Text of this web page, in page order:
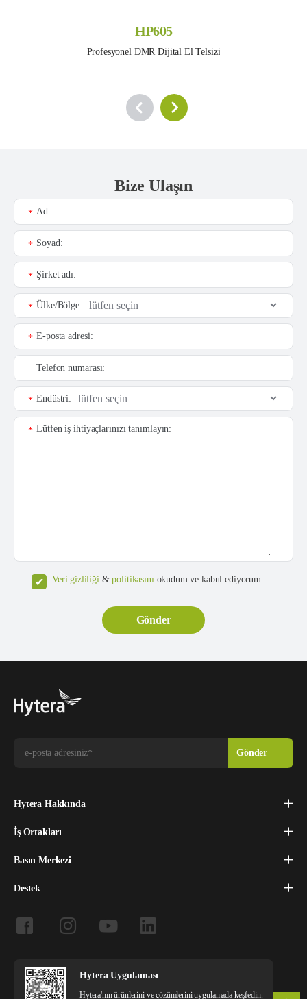
HP605
Profesyonel DMR Dijital El Telsizi
Bize Ulaşın
Ad:
*
Soyad:
*
Şirket adı:
*
Ülke/Bölge:
*
E-posta adresi:
*
Telefon numarası:
Endüstri:
*
Lütfen iş ihtiyaçlarınızı tanımlayın:
*
Veri gizliliği&politikasınıokudum ve kabul ediyorum
Hytera Hakkında
İş Ortakları
Basın Merkezi
Destek
Hytera Uygulaması
Hytera'nın ürünlerini ve çözümlerini uygulamada keşfedin.